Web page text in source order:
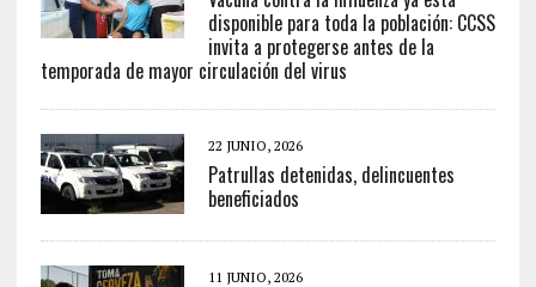
disponible para toda la población: CCSS
invita a protegerse antes de la
temporada de mayor circulación del virus
22 JUNIO, 2026
Patrullas detenidas, delincuentes
beneficiados
11 JUNIO, 2026